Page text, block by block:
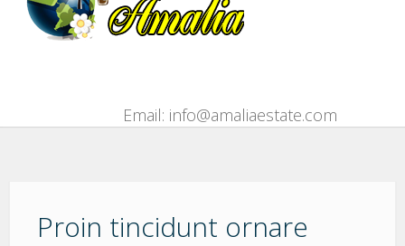
Email: info@amaliaestate.com
Proin tincidunt ornare